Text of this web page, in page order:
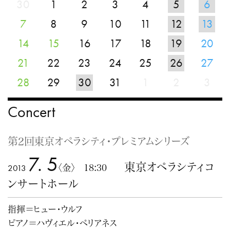
1 2 3 4 5
6
7
8 9 10 11 12
13
14
15 16 17 18 19
20
21
22 23 24 25 26
27
28
29 30 31
Concert
第2回東京オペラシティ・プレミアムシリーズ
2013 7. 5 〈金〉 18:30 東京オペラシティコ
ンサートホール
指揮＝ヒュー・ウルフ
ピアノ＝ハヴィエル・ペリアネス